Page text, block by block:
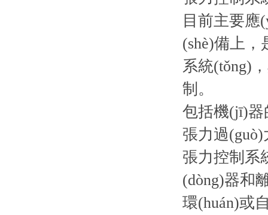
目前主要應
(shè)備上
系統(tǒng)
制。
包括機(jī)器
張力過
張力控制系
(dòng)器和
環(huán)或